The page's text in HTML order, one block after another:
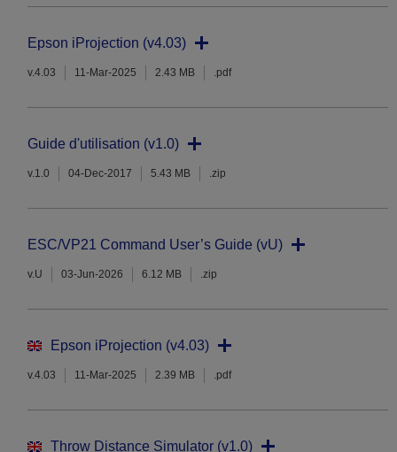
Epson iProjection (v4.03)
v.4.03 11-Mar-2025 2.43 MB .pdf
Guide d'utilisation (v1.0)
v.1.0 04-Dec-2017 5.43 MB .zip
ESC/VP21 Command User’s Guide (vU)
v.U 03-Jun-2026 6.12 MB .zip
Epson iProjection (v4.03)
v.4.03 11-Mar-2025 2.39 MB .pdf
Throw Distance Simulator (v1.0)